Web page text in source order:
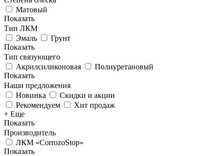
Матовый
Показать
Тип ЛКМ
Эмаль
Грунт
Показать
Тип связующего
Акрилсиликоновая
Полиуретановый
Показать
Наши предложения
Новинка
Скидки и акции
Рекомендуем
Хит продаж
+ Еще
Показать
Производитель
ЛКМ «CorrozoStop»
Показать